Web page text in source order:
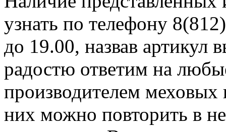
узнать по телефону
до 19.00, назвав
радостю ответим на
производителем
них можно повторить в